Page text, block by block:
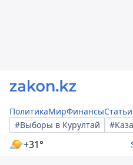
ПолитикаМирФинансыСтатьи
#Выборы в Курултай
+31°